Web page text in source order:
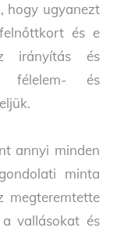
hogy ugyanezt
és e
irányítás és
félelem- és
annyi minden
minta
megteremtette
vallásokat és